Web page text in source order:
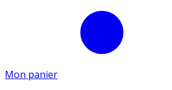
Mon panier